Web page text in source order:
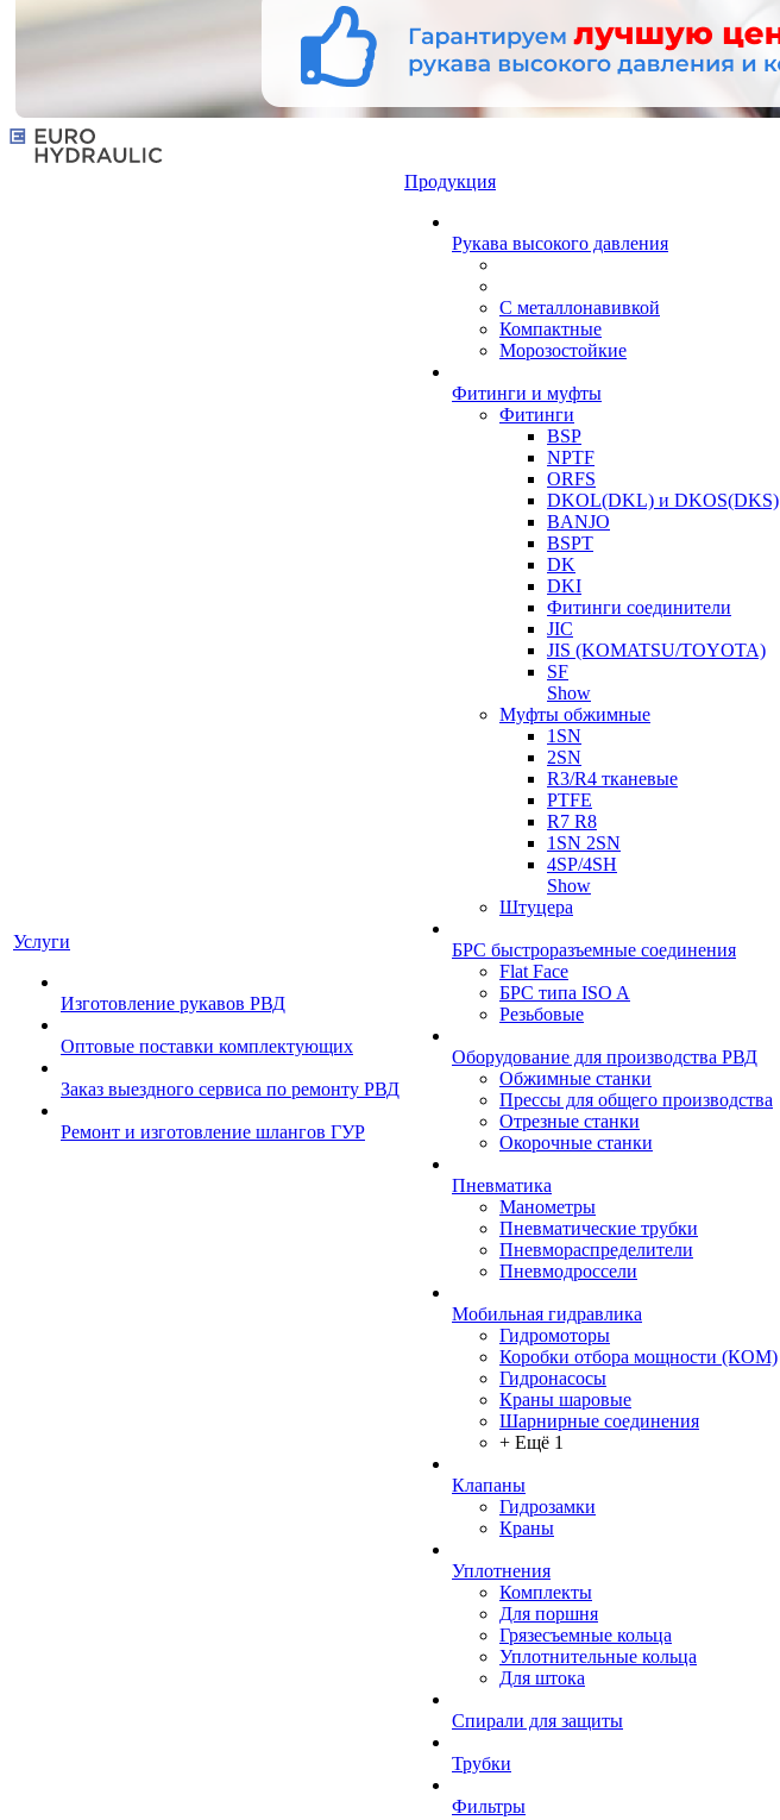
Услуги
Изготовление рукавов РВД
Оптовые поставки комплектующих
Заказ выездного сервиса по ремонту РВД
Ремонт и изготовление шлангов ГУР
Продукция
Рукава высокого давления
С металлонавивкой
Компактные
Морозостойкие
Фитинги и муфты
Фитинги
BSP
NPTF
ORFS
DKOL(DKL) и DKOS(DKS)
BANJO
BSPT
DK
DKI
Фитинги соединители
JIC
JIS (KOMATSU/TOYOTA)
SF
Show
Муфты обжимные
1SN
2SN
R3/R4 тканевые
PTFE
R7 R8
1SN 2SN
4SP/4SH
Show
Штуцера
БРС быстроразъемные соединения
Flat Face
БРС типа ISO A
Резьбовые
Оборудование для производства РВД
Обжимные станки
Прессы для общего производства
Отрезные станки
Окорочные станки
Пневматика
Манометры
Пневматические трубки
Пневмораспределители
Пневмодроссели
Мобильная гидравлика
Гидромоторы
Коробки отбора мощности (КОМ)
Гидронасосы
Краны шаровые
Шарнирные соединения
+ Ещё 1
Клапаны
Гидрозамки
Краны
Уплотнения
Комплекты
Для поршня
Грязесъемные кольца
Уплотнительные кольца
Для штока
Спирали для защиты
Трубки
Фильтры